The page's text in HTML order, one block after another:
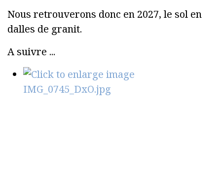
Nous retrouverons donc en 2027, le sol en
dalles de granit.
A suivre ...